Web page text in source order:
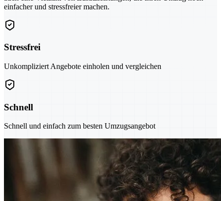
einfacher und stressfreier machen.
Stressfrei
Unkompliziert Angebote einholen und vergleichen
Schnell
Schnell und einfach zum besten Umzugsangebot